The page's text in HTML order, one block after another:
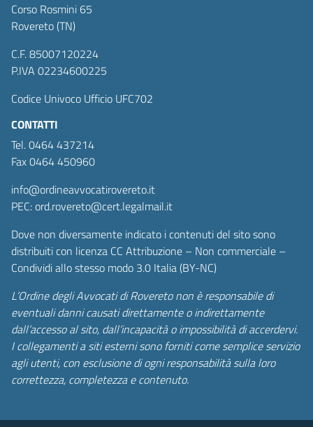
Corso Rosmini 65
Rovereto (TN)
C.F. 85007120224
P.IVA 02234600225
Codice Univoco Ufficio UFC702
CONTATTI
Tel. 0464 437214
Fax 0464 450960
info@ordineavvocatirovereto.it
PEC: ord.rovereto@cert.legalmail.it
Dove non diversamente indicato i contenuti del sito sono
distribuiti con licenza CC Attribuzione – Non commerciale –
Condividi allo stesso modo 3.0 Italia (BY-NC)
L’Ordine degli Avvocati di Rovereto non è responsabile di
eventuali danni causati direttamente o indirettamente
dall’accesso al sito, dall’incapacità o impossibilità di accerdervi.
I collegamenti a siti esterni sono forniti come semplice servizio
agli utenti, con esclusione di ogni responsabilità sulla loro
correttezza, completezza e contenuto.